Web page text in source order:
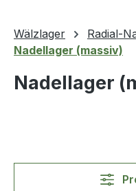
Wälzlager
Radial-
Nadellager (massiv)
Nadellager